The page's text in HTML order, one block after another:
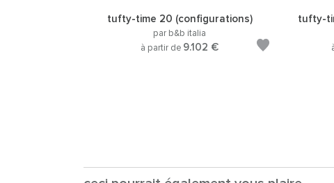
tufty-time 20 (configurations)
par b&b italia
à partir de 9.102 €
tufty-